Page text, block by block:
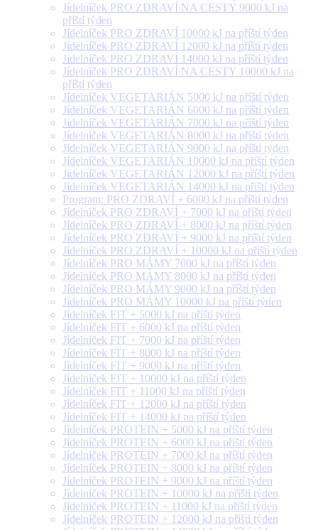
Jídelníček PRO ZDRAVÍ NA CESTY 9000 kJ na
příští týden
Jídelníček PRO ZDRAVÍ 10000 kJ na příští týden
Jídelníček PRO ZDRAVÍ 12000 kJ na příští týden
Jídelníček PRO ZDRAVÍ 14000 kJ na příští týden
Jídelníček PRO ZDRAVÍ NA CESTY 10000 kJ na
příští týden
Jídelníček VEGETARIÁN 5000 kJ na příští týden
Jídelníček VEGETARIÁN 6000 kJ na příští týden
Jídelníček VEGETARIÁN 7000 kJ na příští týden
Jídelníček VEGETARIÁN 8000 kJ na příští týden
Jídelníček VEGETARIÁN 9000 kJ na příští týden
Jídelníček VEGETARIÁN 10000 kJ na příští týden
Jídelníček VEGETARIÁN 12000 kJ na příští týden
Jídelníček VEGETARIÁN 14000 kJ na příští týden
Program: PRO ZDRAVÍ + 6000 kJ na příští týden
Jídelníček PRO ZDRAVÍ + 7000 kJ na příští týden
Jídelníček PRO ZDRAVÍ + 8000 kJ na příští týden
Jídelníček PRO ZDRAVÍ + 9000 kJ na příští týden
Jídelníček PRO ZDRAVÍ + 10000 kJ na příští týden
Jídelníček PRO MÁMY 7000 kJ na příští týden
Jídelníček PRO MÁMY 8000 kJ na příští týden
Jídelníček PRO MÁMY 9000 kJ na příští týden
Jídelníček PRO MÁMY 10000 kJ na příští týden
Jídelníček FIT + 5000 kJ na příští týden
Jídelníček FIT + 6000 kJ na příští týden
Jídelníček FIT + 7000 kJ na příští týden
Jídelníček FIT + 8000 kJ na příští týden
Jídelníček FIT + 9000 kJ na příští týden
Jídelníček FIT + 10000 kJ na příští týden
Jídelníček FIT + 11000 kJ na příští týden
Jídelníček FIT + 12000 kJ na příští týden
Jídelníček FIT + 14000 kJ na příští týden
Jídelníček PROTEIN + 5000 kJ na příští týden
Jídelníček PROTEIN + 6000 kJ na příští týden
Jídelníček PROTEIN + 7000 kJ na příští týden
Jídelníček PROTEIN + 8000 kJ na příští týden
Jídelníček PROTEIN + 9000 kJ na příští týden
Jídelníček PROTEIN + 10000 kJ na příští týden
Jídelníček PROTEIN + 11000 kJ na příští týden
Jídelníček PROTEIN + 12000 kJ na příští týden